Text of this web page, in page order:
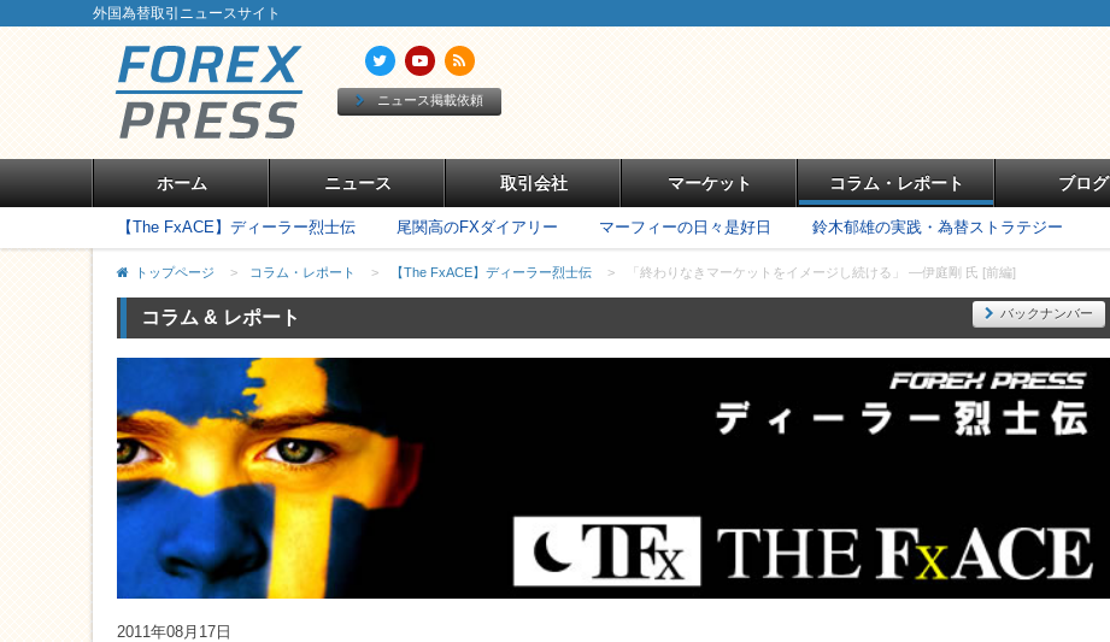
外国為替取引ニュースサイト
ニュース掲載依頼
ホーム ニュース 取引会社 マーケット コラム・レポート ブログ
【The FxACE】ディーラー烈士伝 尾関高のFXダイアリー マーフィーの日々是好日 鈴木郁雄の実践・為替ストラテジー
トップページ > コラム・レポート > 【The FxACE】ディーラー烈士伝 > 「終わりなきマーケットをイメージし続ける」 ―伊庭剛 氏 [前編]
コラム & レポート バックナンバー
2011年08月17日